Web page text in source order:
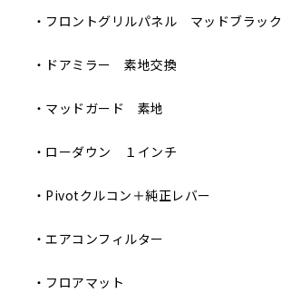
・フロントグリルパネル マッドブラック
・ドアミラー 素地交換
・マッドガード 素地
・ローダウン １インチ
・Pivotクルコン＋純正レバー
・エアコンフィルター
・フロアマット